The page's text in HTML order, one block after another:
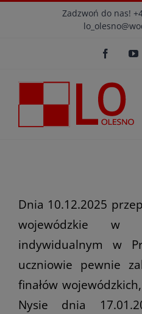
Zadzwoń do nas!
Facebook
Dnia 10.12.2025
wojewódzkie w
indywidualnym w
uczniowie pewnie
finałów
Nysie dnia